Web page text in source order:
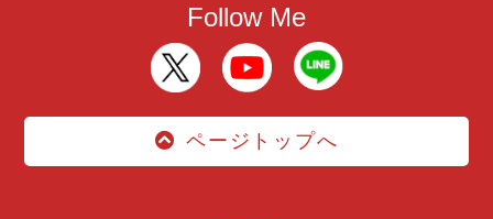
Follow Me
ページトップへ